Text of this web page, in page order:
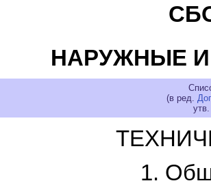
НАРУЖНЫЕ
(в ред.
1.